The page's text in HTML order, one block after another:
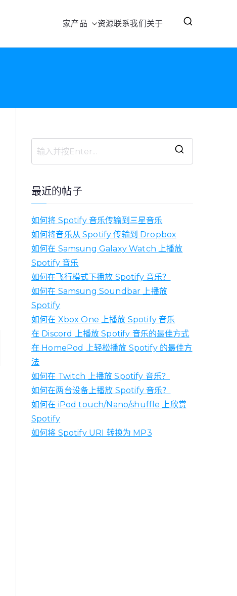
家产品 资源联系我们关于
最近的帖子
如何将 Spotify 音乐传输到三星音乐
如何将音乐从 Spotify 传输到 Dropbox
如何在 Samsung Galaxy Watch 上播放
Spotify 音乐
如何在飞行模式下播放 Spotify 音乐？
如何在 Samsung Soundbar 上播放
Spotify
如何在 Xbox One 上播放 Spotify 音乐
在 Discord 上播放 Spotify 音乐的最佳方式
在 HomePod 上轻松播放 Spotify 的最佳方
法
如何在 Twitch 上播放 Spotify 音乐？
如何在两台设备上播放 Spotify 音乐？
如何在 iPod touch/Nano/shuffle 上欣赏
Spotify
如何将 Spotify URI 转换为 MP3